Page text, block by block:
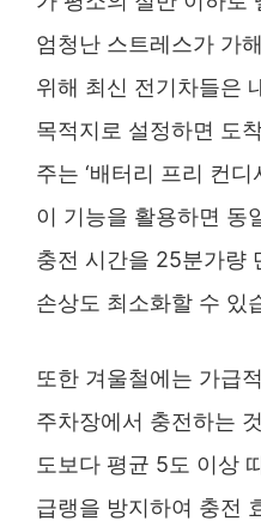
엄청난 스트레스가 가
위해 최신 전기차들은
목적지로 설정하면 도
주는 ‘배터리 프리 컨
이 기능을 활용하면 동
충전 시간을 25분가량
손상도 최소화할 수 있
또한 겨울철에는 가급
주차장에서 충전하는
도보다 평균 5도 이상
급랭을 방지하여 충전